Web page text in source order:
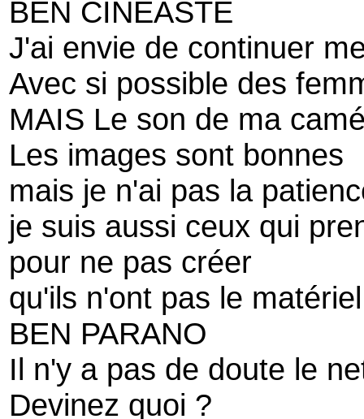
BEN CINEASTE
J'ai envie de continuer
Avec si possible des
MAIS Le son de ma
Les images sont bonnes
mais je n'ai pas la
je suis aussi ceux qui
pour ne pas créer
qu'ils n'ont pas le
BEN PARANO
Il n'y a pas de doute le
Devinez quoi ?